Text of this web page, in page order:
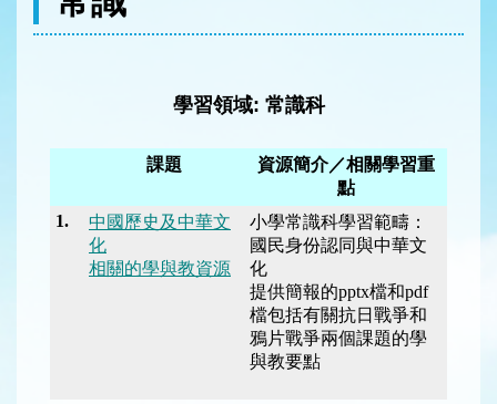
學習領域: 常識科
課題
資源簡介／相關學習重
點
1.
中國歷史及中華文
化
相關的學與教資源
小學常識科學習範疇：
國民身份認同與中華文
化
提供簡報的pptx檔和pdf
檔包括有關抗日戰爭和
鴉片戰爭兩個課題的學
與教要點